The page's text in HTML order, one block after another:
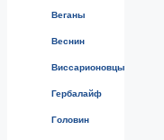
Веганы
Веснин
Виссарионовцы
Гербалайф
Головин